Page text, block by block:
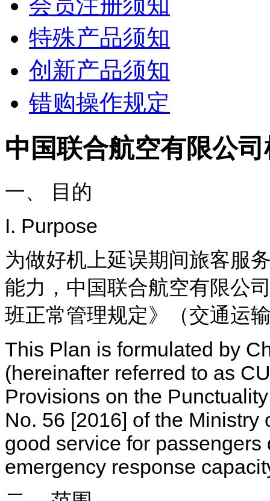
特殊产品须知
创新产品须知
错购操作规定
中国联合航空有限公
一、 目的
I. Purpose
为做好机上延误期间旅客服
能力，中国联合航空有限公
班正常管理规定》（交通运
This Plan is formulated by
(hereinafter referred to as
Provisions on the
No. 56 [2016] of the Ministry
good service for
emergency response